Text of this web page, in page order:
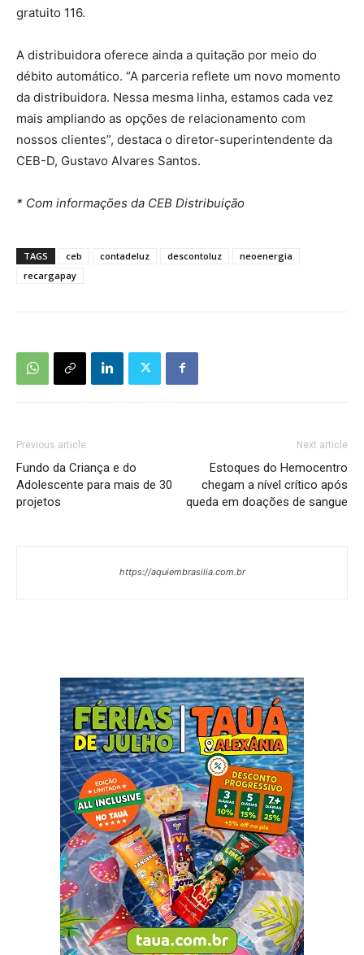
gratuito 116.
A distribuidora oferece ainda a quitação por meio do
débito automático. “A parceria reflete um novo momento
da distribuidora. Nessa mesma linha, estamos cada vez
mais ampliando as opções de relacionamento com
nossos clientes”, destaca o diretor-superintendente da
CEB-D, Gustavo Alvares Santos.
* Com informações da CEB Distribuição
TAGS ceb contadeluz descontoluz
neoenergia
recargapay
Previous article
Fundo da Criança e do
Adolescente para mais de 30
projetos
Next article
Estoques do Hemocentro
chegam a nível crítico após
queda em doações de sangue
https://aquiembrasilia.com.br